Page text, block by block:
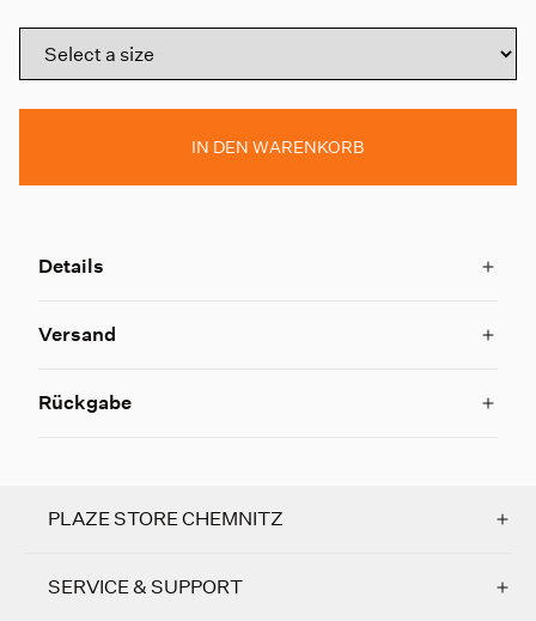
IN DEN WARENKORB
Details
Versand
Rückgabe
PLAZE STORE CHEMNITZ
SERVICE & SUPPORT